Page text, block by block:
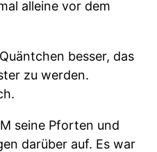
alleine vor dem
besser, das
zu werden.
seine Pforten und
darüber auf. Es war